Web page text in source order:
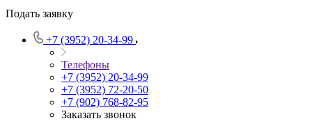
Подать заявку
+7 (3952) 20-34-99
Телефоны
+7 (3952) 20-34-99
+7 (3952) 72-20-50
+7 (902) 768-82-95
Заказать звонок